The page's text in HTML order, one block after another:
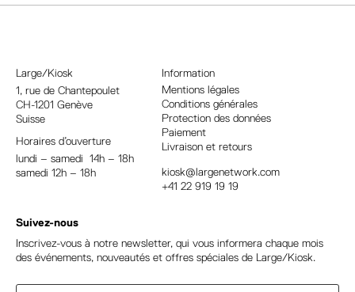
e
Large/Kiosk
1, rue de Chantepoulet
CH-1201 Genève
Suisse
Horaires d’ouverture
lundi – samedi 14h – 18h
samedi 12h – 18h
Information
Mentions légales
Conditions générales
Protection des données
Paiement
Livraison et retours
kiosk@largenetwork.com
+41 22 919 19 19
Suivez-nous
Inscrivez-vous à notre newsletter, qui vous informera chaque mois
des événements, nouveautés et offres spéciales de Large/Kiosk.